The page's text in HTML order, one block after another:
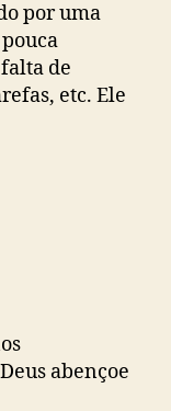
por uma
de
etc. Ele
abençoe